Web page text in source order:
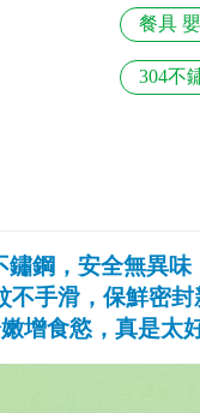
餐具
304不
鋼，安全無異味
不手滑，保鮮密封
增食慾，真是太